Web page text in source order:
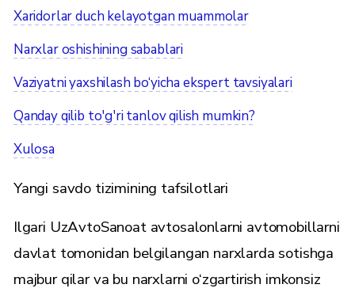
Xaridorlar duch kelayotgan muammolar
Narxlar oshishining sabablari
Vaziyatni yaxshilash bo‘yicha ekspert tavsiyalari
Qanday qilib to'g'ri tanlov qilish mumkin?
Xulosa
Yangi savdo tizimining tafsilotlari
Ilgari UzAvtoSanoat avtosalonlarni avtomobillarni
davlat tomonidan belgilangan narxlarda sotishga
majbur qilar va bu narxlarni o‘zgartirish imkonsiz